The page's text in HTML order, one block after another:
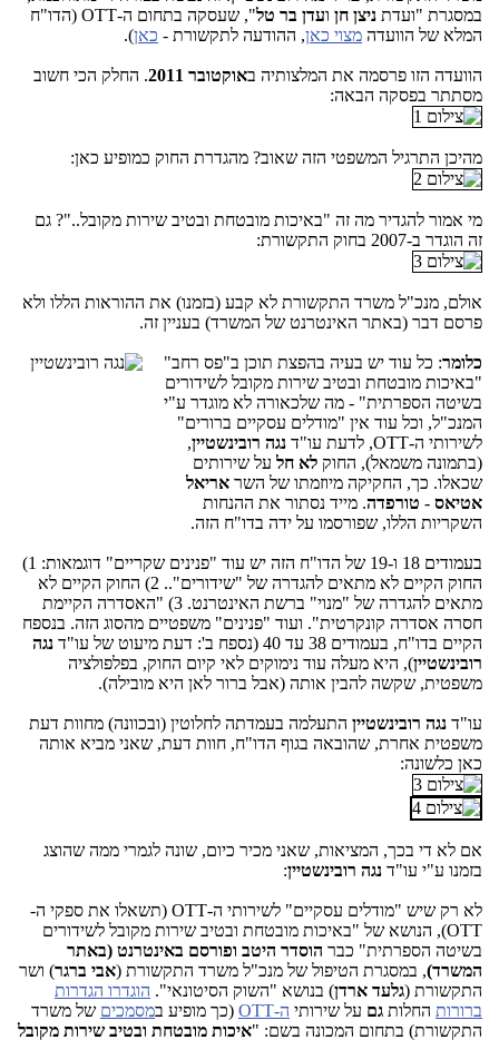
במסגרת "ועדת ניצן חן ועדן בר טל
", שעסקה בתחום ה-OTT (הדו"ח
המלא של הוועדה מצוי כאן, ההודעה לתקשורת - כאן).
הוועדה הזו פרסמה את המלצותיה באוקטובר 2011
. החלק הכי חשוב
מסתתר בפסקה הבאה:
מהיכן התרגיל המשפטי הזה שאוב? מהגדרת החוק כמופיע כאן:
מי אמור להגדיר מה זה "באיכות מובטחת ובטיב שירות מקובל.."? גם
זה הוגדר ב-2007 בחוק התקשורת:
אולם, מנכ"ל משרד התקשורת לא קבע (בזמנו) את ההוראות הללו ולא
פרסם דבר (באתר האינטרנט של המשרד) בעניין זה.
כלומר: כל עוד יש בעיה בהפצת תוכן ב"פס רחב"
"באיכות מובטחת ובטיב שירות מקובל לשידורים
בשיטה הספרתית" - מה שלכאורה לא מוגדר ע"י
המנכ"ל, וכל עוד אין "מודלים עסקיים ברורים"
לשירותי ה-OTT, לדעת עו"ד
נגה רובינשטיין,
(בתמונה משמאל), החוק לא חל על שירותים
שכאלו. כך, החקיקה מיוזמתו של השר אריאל
אטיאס - טורפדה. מייד נסתור את ההנחות
השקריות הללו, שפורסמו על ידה בדו"ח הזה.
בעמודים 18 ו-19 של הדו"ח הזה יש עוד "פנינים שקריים" דוגמאות: 1)
החוק הקיים לא מתאים להגדרה של "שידורים".. 2) החוק הקיים לא
מתאים להגדרה של "מנוי" ברשת האינטרנט. 3) "האסדרה הקיימת
חסרה אסדרה קונקרטית". ועוד "פנינים" משפטיים מהסוג הזה. בנספח
הקיים בדו"ח, בעמודים 38 עד 40 (נספח ב': דעת מיעוט של עו"ד
נגה
רובינשטיין), היא מעלה עוד נימוקים לאי קיום החוק, בפלפולציה
משפטית, שקשה להבין אותה (אבל ברור לאן היא מובילה).
עו"ד נגה רובינשטיין התעלמה בעמדתה לחלוטין (ובכוונה) מחוות דעת
משפטית אחרת, שהובאה בגוף הדו"ח, חוות דעת, שאני מביא אותה
כאן כלשונה:
אם לא די בכך, המציאות, שאני מכיר כיום, שונה לגמרי ממה שהוצג
בזמנו ע"י עו"ד נגה רובינשטיין:
לא רק שיש "מודלים עסקיים" לשירותי ה-OTT (תשאלו את ספקי ה-
OTT), הנושא של "באיכות מובטחת ובטיב שירות מקובל לשידורים
בשיטה הספרתית" כבר הוסדר היטב ופורסם באינטרנט (באתר
המשרד), במסגרת הטיפול של מנכ"ל משרד התקשורת (אבי ברגר) ושר
התקשורת (גלעד ארדן) בנושא "השוק הסיטונאי". הוגדרו הגדרות
ברורות החלות גם על שירותי ה-OTT (כך מופיע במסמכים של משרד
התקשורת) בתחום המכונה בשם: "איכות מובטחת ובטיב שירות מקובל